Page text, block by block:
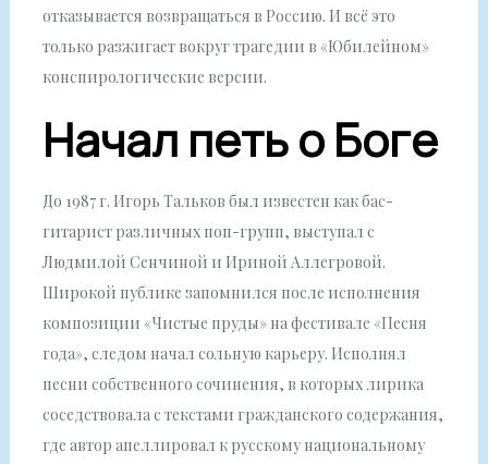
отказывается возвращаться в Россию. И всё это
только разжигает вокруг трагедии в «Юбилейном»
конспирологические версии.
Начал петь о Боге
До 1987 г. Игорь Тальков был известен как бас-
гитарист различных поп-групп, выступал с
Людмилой Сенчиной и Ириной Аллегровой.
Широкой публике запомнился после исполнения
композиции «Чистые пруды» на фестивале «Песня
года», следом начал сольную карьеру. Исполнял
песни собственного сочинения, в которых лирика
соседствовала с текстами гражданского содержания,
где автор апеллировал к русскому национальному